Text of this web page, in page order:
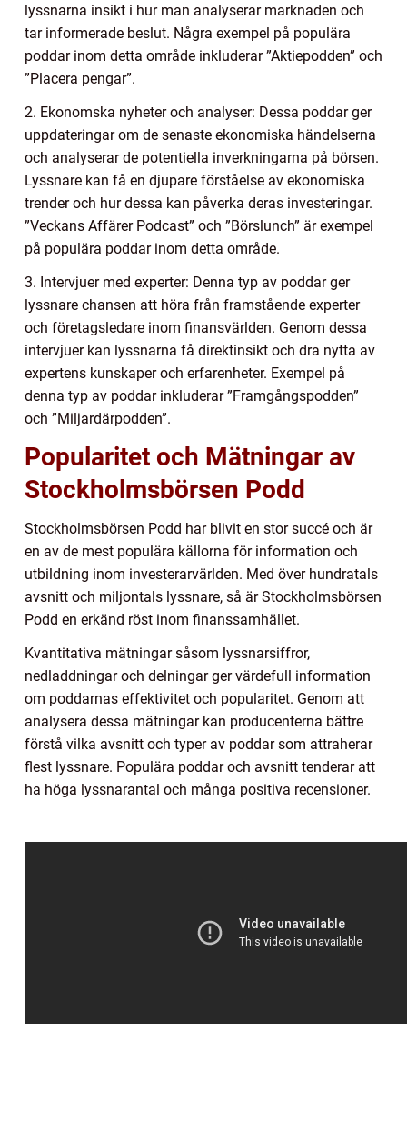
lyssnarna insikt i hur man analyserar marknaden och
tar informerade beslut. Några exempel på populära
poddar inom detta område inkluderar ”Aktiepodden” och
”Placera pengar”.
2. Ekonomska nyheter och analyser: Dessa poddar ger
uppdateringar om de senaste ekonomiska händelserna
och analyserar de potentiella inverkningarna på börsen.
Lyssnare kan få en djupare förståelse av ekonomiska
trender och hur dessa kan påverka deras investeringar.
”Veckans Affärer Podcast” och ”Börslunch” är exempel
på populära poddar inom detta område.
3. Intervjuer med experter: Denna typ av poddar ger
lyssnare chansen att höra från framstående experter
och företagsledare inom finansvärlden. Genom dessa
intervjuer kan lyssnarna få direktinsikt och dra nytta av
expertens kunskaper och erfarenheter. Exempel på
denna typ av poddar inkluderar ”Framgångspodden”
och ”Miljardärpodden”.
Popularitet och Mätningar av
Stockholmsbörsen Podd
Stockholmsbörsen Podd har blivit en stor succé och är
en av de mest populära källorna för information och
utbildning inom investerarvärlden. Med över hundratals
avsnitt och miljontals lyssnare, så är Stockholmsbörsen
Podd en erkänd röst inom finanssamhället.
Kvantitativa mätningar såsom lyssnarsiffror,
nedladdningar och delningar ger värdefull information
om poddarnas effektivitet och popularitet. Genom att
analysera dessa mätningar kan producenterna bättre
förstå vilka avsnitt och typer av poddar som attraherar
flest lyssnare. Populära poddar och avsnitt tenderar att
ha höga lyssnarantal och många positiva recensioner.